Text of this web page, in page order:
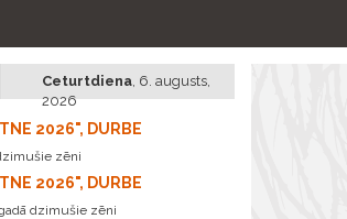
Ceturtdiena 6. augusts,
2026
2026", DURBE
zēni
2026", DURBE
dzimušie zēni